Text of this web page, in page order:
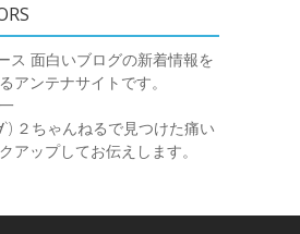
ス 面白いブログの新着情報を
アンテナサイトです。
２ちゃんねるで見つけた痛い
アップしてお伝えします。